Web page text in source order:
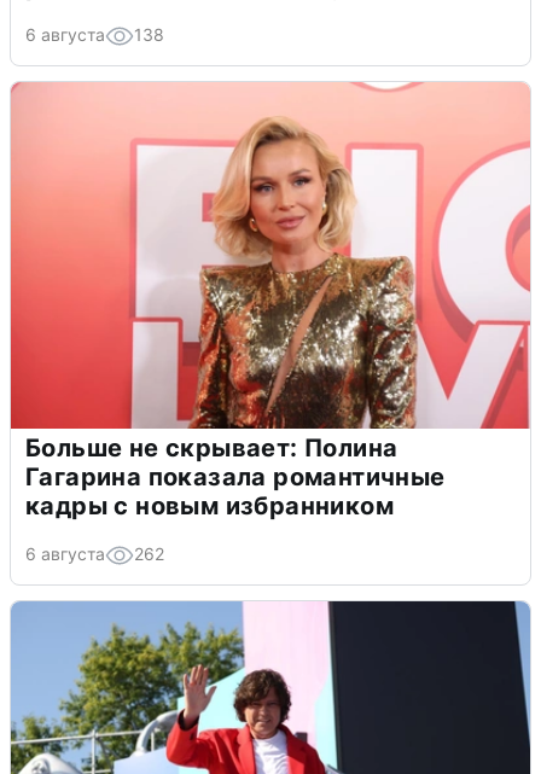
6 августа 138
Больше не скрывает: Полина
Гагарина показала романтичные
кадры с новым избранником
6 августа 262